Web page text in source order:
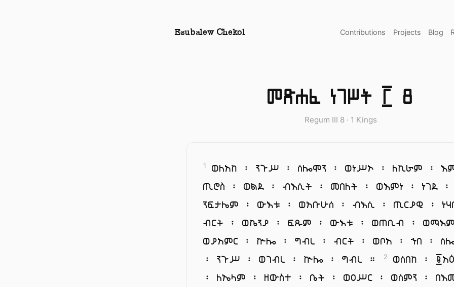
Esubalew Chekol Contributions Projects Blog
መጽሐፈ ነገሥት ፫ 8
Regum III 8 · 1 Kings
1
ወለአከ ፡ ንጉሥ ፡ ሰሎሞን ፡ ወነሥኦ ፡ ለኪራም ፡
ጢሮስ ፡ ወልደ ፡ ብእሲት ፡ መበለት ፡ ወእምነ ፡ ነገደ ፡
ንፍታሌም ፡ ውእቱ ፡ ወአቡሁሰ ፡ ብእሲ ፡ ጢርያዊ ፡
ብርት ፡ ወኬንያ ፡ ፍጹም ፡ ውእቱ ፡ ወጠቢብ ፡
ወያአምር ፡ ኵሎ ፡ ግብረ ፡ ብርት ፡ ወቦአ ፡ ኀበ ፡
፡ ንጉሥ ፡ ወገብረ ፡ ኵሎ ፡ ግብረ ።
2
ወሰበከ ፡
፡ ለኤላም ፡ ዘውስተ ፡ ቤት ፡ ወዐሥር ፡ ወሰምን ፡